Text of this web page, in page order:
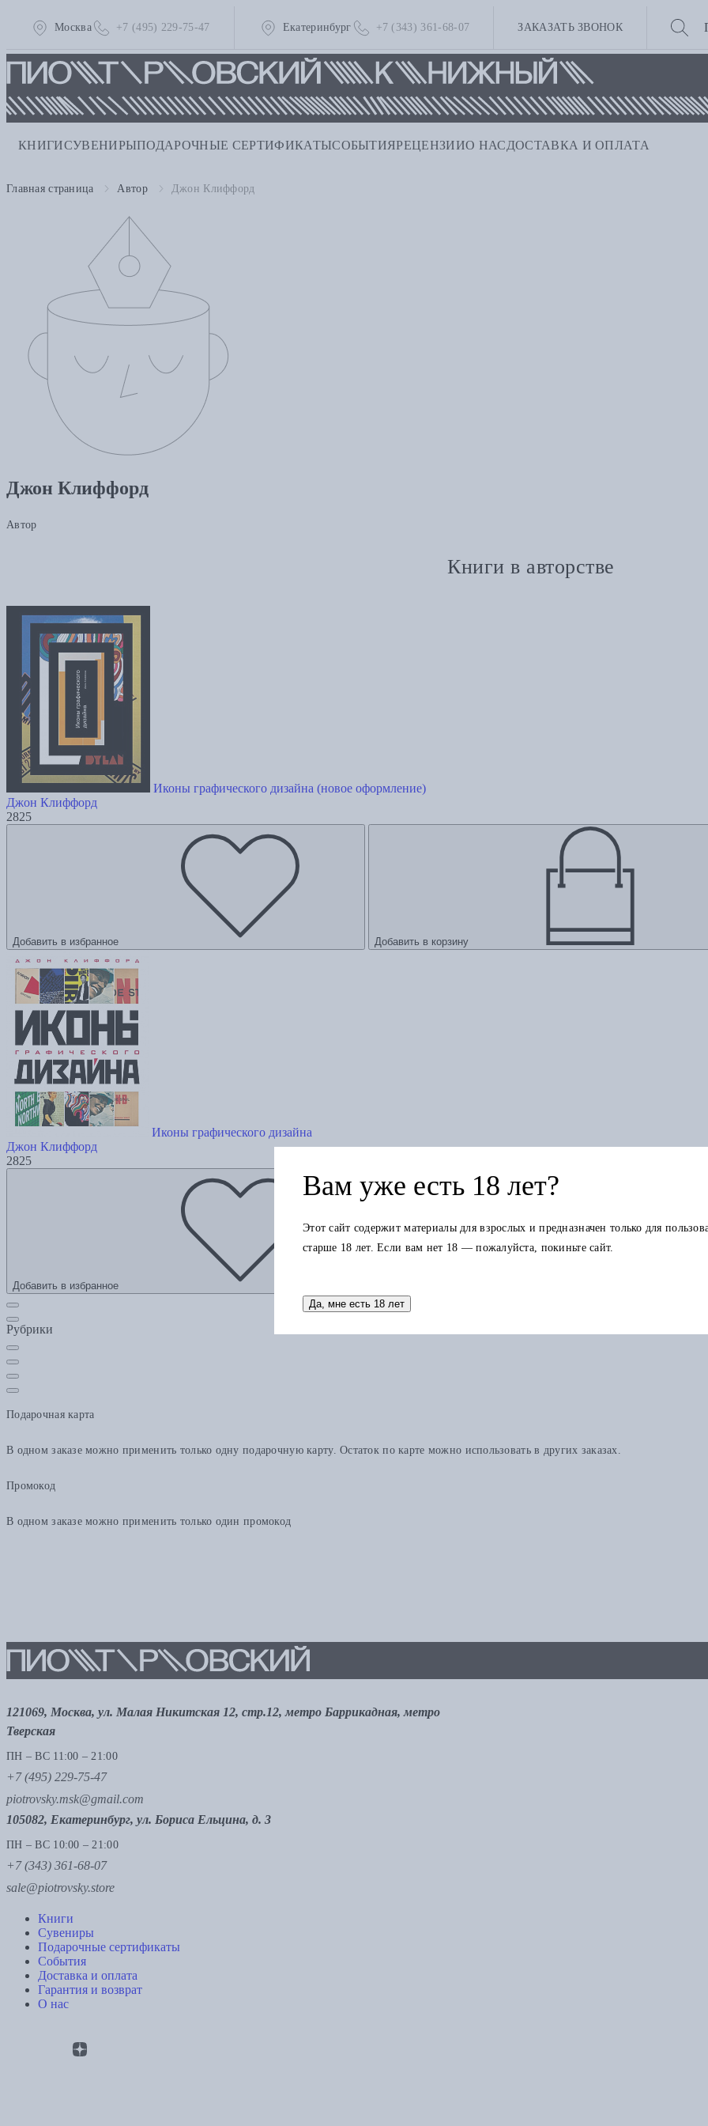
Москва +7 (495) 229-75-47 Екатеринбург +7 (343) 361-68-07 ЗАКАЗАТЬ ЗВОНОК
КНИГИСУВЕНИРЫПОДАРОЧНЫЕ СЕРТИФИКАТЫСОБЫТИЯРЕЦЕНЗИИО НАС ДОСТАВКА И ОПЛАТА
Главная страница Автор Джон Клиффорд
Джон Клиффорд
Автор
Книги в авторстве
Иконы графического дизайна (новое оформление)
Джон Клиффорд
2825
Добавить в избранное Добавить в корзину
Иконы графического дизайна
Джон Клиффорд
2825
Добавить в избранное
Рубрики
Подарочная карта
В одном заказе можно применить только одну подарочную карту. Остаток по карте можно использовать в других заказах.
Промокод
В одном заказе можно применить только один промокод
121069, Москва, ул. Малая Никитская 12, стр.12, метро Баррикадная, метро
Тверская
ПН – ВС 11:00 – 21:00
+7 (495) 229-75-47
piotrovsky.msk@gmail.com
105082, Екатеринбург, ул. Бориса Ельцина, д. 3
ПН – ВС 10:00 – 21:00
+7 (343) 361-68-07
sale@piotrovsky.store
Книги
Сувениры
Подарочные сертификаты
События
Доставка и оплата
Гарантия и возврат
О нас
Вам уже есть 18 лет?
Этот сайт содержит материалы для взрослых и предназначен только для
старше 18 лет. Если вам нет 18 — пожалуйста, покиньте сайт.
Да, мне есть 18 лет